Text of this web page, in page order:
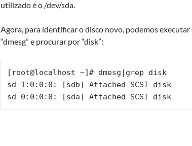
utilizado é o /dev/sda.
Agora, para identificar o disco novo, podemos
“dmesg” e procurar por “disk”:
[root@localhost ~]# dmesg|grep disk
sd 1:0:0:0: [sdb] Attached SCSI disk
sd 0:0:0:0: [sda] Attached SCSI disk